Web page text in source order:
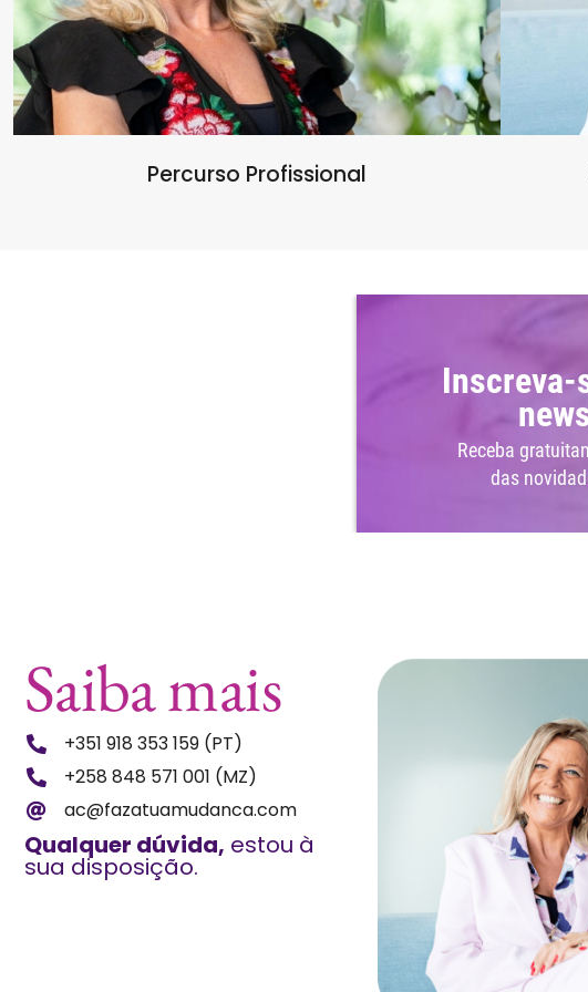
Percurso Profissional
Saiba mais
+351 918 353 159 (PT)
+258 848 571 001 (MZ)
ac@fazatuamudanca.com
Qualquer dúvida, estou à
sua disposição.